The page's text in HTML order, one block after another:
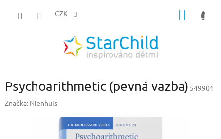
CZK
Psychoarithmetic (pevná vazba) 549901
Značka: Nienhuis